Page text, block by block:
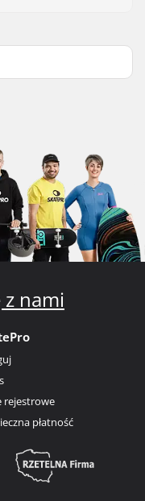
nami
rejestrowe
płatność